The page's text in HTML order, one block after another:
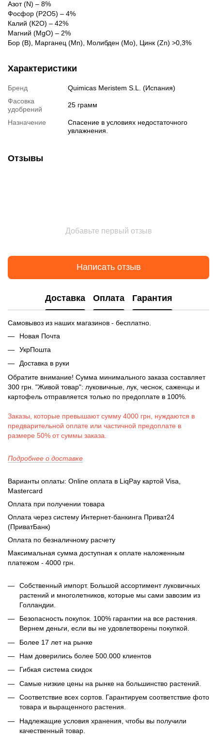
Азот (N) – 8%
Фосфор (P2O5) – 4%
Калий (К2О) – 42%
Магний (MgO) – 2%
Бор (B), Марганец (Mn), Молибден (Mo), Цинк (Zn) >0,3%
Характеристики
Бренд
Quimicas Meristem S.L. (Испания)
Фасовка
удобрений
25 грамм
Назначение
Спасение в условиях недостаточного
увлажнения.
Отзывы
Добавьте первый отзыв
Написать отзыв
Доставка Оплата Гарантия
Самовывоз из наших магазинов - бесплатно.
Новая Почта
УкрПошта
Доставка в руки
Обратите внимание! Сумма минимального заказа составляет
300 грн. "Живой товар": луковичные, лук, чеснок, саженцы и
картофель отправляется только по предоплате в 100%.
Заказы, которые превышают сумму 4000 грн, нуждаются в
предварительной оплате или частичной предоплате в
размере 50% от суммы заказа.
Подробнее о доставке
Варианты оплаты: Online оплата в LiqPay картой Visa,
Mastercard
Оплата при получении товара
Оплата через систему Интернет-банкинга Приват24
(ПриватБанк)
Оплата по безналичному расчету
Максимальная сумма доступная к оплате наложенным
платежом - 4000 грн.
Собственный импорт. Большой ассортимент луковичных
растений и многолетников, которые мы сами завозим из
Голландии.
Безопасность покупок. 100% гарантии на все растения.
Вернем деньги, если вы не удовлетворены покупкой.
Более 17 лет на рынке
Нам доверились более 500.000 клиентов
Гибкая система скидок
Самые низкие цены на рынке на большинство растений.
Соответствие всех сортов. Гарантируем соответствие фото
товара и выращенного растения.
Надлежащие условия хранения, чтобы вы получили
качественный товар.